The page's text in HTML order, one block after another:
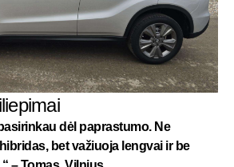
dėl paprastumo. Ne
bet važiuoja lengvai ir be